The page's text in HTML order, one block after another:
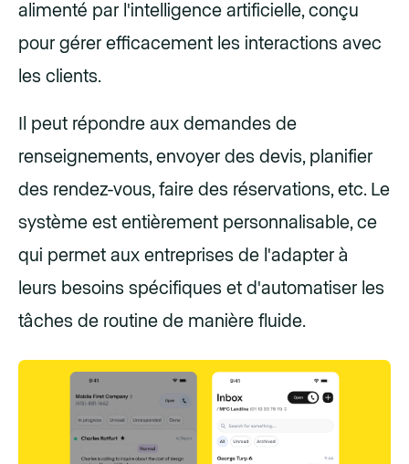
alimenté par l'intelligence artificielle, conçu
pour gérer efficacement les interactions avec
les clients.
Il peut répondre aux demandes de
renseignements, envoyer des devis, planifier
des rendez-vous, faire des réservations, etc. Le
système est entièrement personnalisable, ce
qui permet aux entreprises de l'adapter à
leurs besoins spécifiques et d'automatiser les
tâches de routine de manière fluide.